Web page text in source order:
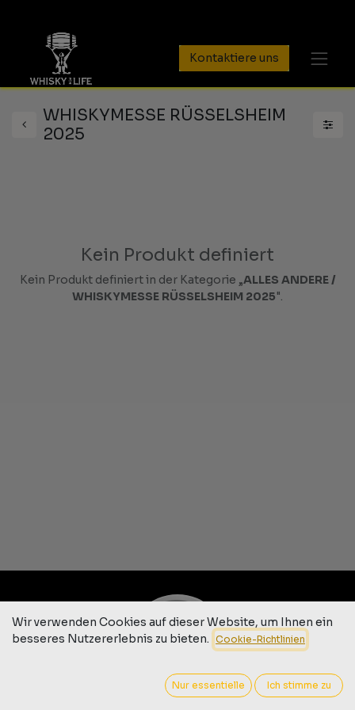
Kontaktiere uns
WHISKYMESSE RÜSSELSHEIM
2025
Kein Produkt definiert
Kein Produkt definiert in der Kategorie „ALLES ANDERE /
WHISKYMESSE RÜSSELSHEIM 2025".
Wir verwenden Cookies auf dieser Website, um Ihnen ein
besseres Nutzererlebnis zu bieten. Cookie-Richtlinien
Nur essentielle Ich stimme zu